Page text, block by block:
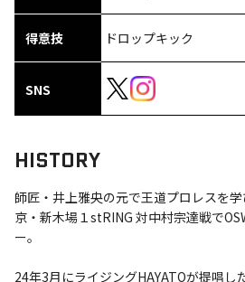
得意技 ドロップキック
SNS
HISTORY
師匠・井上雅央の元で王道プロレスを
京・新木場１stRING 対中村宗達戦で
ー。
24年3月にライジングHAYATOが提唱